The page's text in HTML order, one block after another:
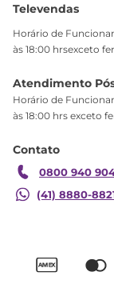
Troca
Garantia
Televendas
Horário de
às 18:00 hrsexceto
Atendimento
Horário de
às 18:00 hrs exceto
Contato
0800 940
(41) 8880-